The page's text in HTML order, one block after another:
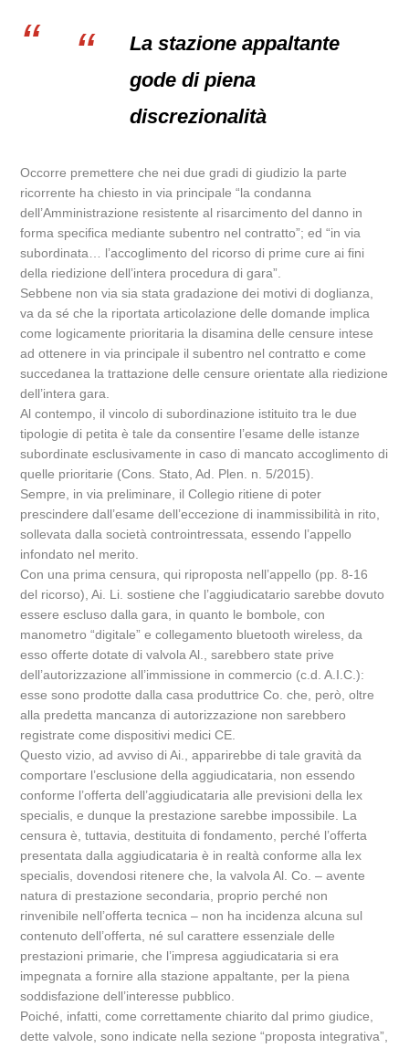
La stazione appaltante
gode di piena
discrezionalità
Occorre premettere che nei due gradi di giudizio la parte
ricorrente ha chiesto in via principale “la condanna
dell’Amministrazione resistente al risarcimento del danno in
forma specifica mediante subentro nel contratto”; ed “in via
subordinata… l’accoglimento del ricorso di prime cure ai fini
della riedizione dell’intera procedura di gara”.
Sebbene non via sia stata gradazione dei motivi di doglianza,
va da sé che la riportata articolazione delle domande implica
come logicamente prioritaria la disamina delle censure intese
ad ottenere in via principale il subentro nel contratto e come
succedanea la trattazione delle censure orientate alla riedizione
dell’intera gara.
Al contempo, il vincolo di subordinazione istituito tra le due
tipologie di petita è tale da consentire l’esame delle istanze
subordinate esclusivamente in caso di mancato accoglimento di
quelle prioritarie (Cons. Stato, Ad. Plen. n. 5/2015).
Sempre, in via preliminare, il Collegio ritiene di poter
prescindere dall’esame dell’eccezione di inammissibilità in rito,
sollevata dalla società controintressata, essendo l’appello
infondato nel merito.
Con una prima censura, qui riproposta nell’appello (pp. 8-16
del ricorso), Ai. Li. sostiene che l’aggiudicatario sarebbe dovuto
essere escluso dalla gara, in quanto le bombole, con
manometro “digitale” e collegamento bluetooth wireless, da
esso offerte dotate di valvola Al., sarebbero state prive
dell’autorizzazione all’immissione in commercio (c.d. A.I.C.):
esse sono prodotte dalla casa produttrice Co. che, però, oltre
alla predetta mancanza di autorizzazione non sarebbero
registrate come dispositivi medici CE.
Questo vizio, ad avviso di Ai., apparirebbe di tale gravità da
comportare l’esclusione della aggiudicataria, non essendo
conforme l’offerta dell’aggiudicataria alle previsioni della lex
specialis, e dunque la prestazione sarebbe impossibile. La
censura è, tuttavia, destituita di fondamento, perché l’offerta
presentata dalla aggiudicataria è in realtà conforme alla lex
specialis, dovendosi ritenere che, la valvola Al. Co. – avente
natura di prestazione secondaria, proprio perché non
rinvenibile nell’offerta tecnica – non ha incidenza alcuna sul
contenuto dell’offerta, né sul carattere essenziale delle
prestazioni primarie, che l’impresa aggiudicataria si era
impegnata a fornire alla stazione appaltante, per la piena
soddisfazione dell’interesse pubblico.
Poiché, infatti, come correttamente chiarito dal primo giudice,
dette valvole, sono indicate nella sezione “proposta integrativa”,